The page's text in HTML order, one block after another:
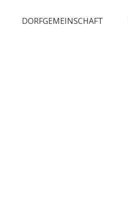
DORFGEMEINSCHAFT